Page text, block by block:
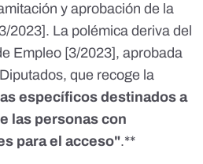
y aprobación de la
2023]. La polémica deriva del
Empleo [3/2023], aprobada
que recoge la
específicos destinados a
las personas con
para el acceso".**